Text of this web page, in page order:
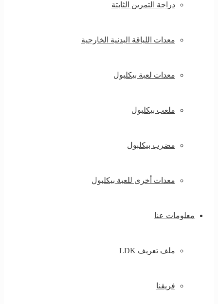
دراجة التمرين الثابتة
معدات اللياقة البدنية الخارجية
معدات لعبة بيكلبول
ملعب بيكلبول
مضرب بيكلبول
معدات أخرى للعبة بيكلبول
معلومات عنا
ملف تعريف LDK
فريقنا